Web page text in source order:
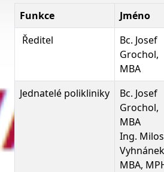
Funkce Jméno
Ředitel
Bc. Josef
Grochol,
MBA
Jednatelé polikliniky
Bc. Josef
Grochol,
MBA
Ing.
MBA,